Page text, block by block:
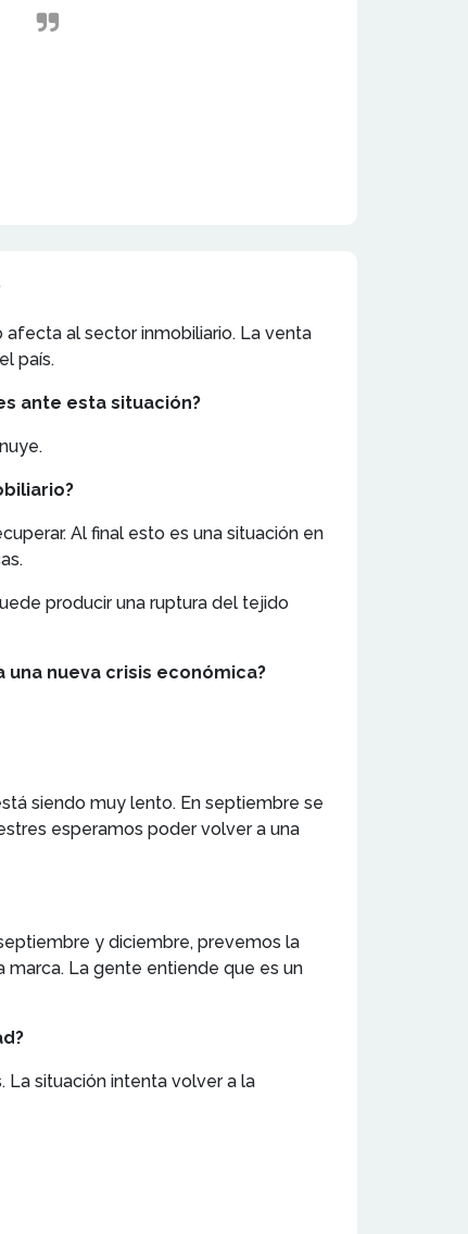
al sector inmobiliario. La venta
país.
ante esta situación?
Al final esto es una situación en
producir una ruptura del tejido
nueva crisis económica?
siendo muy lento. En septiembre se
esperamos poder volver a una
y diciembre, prevemos la
marca. La gente entiende que es un
La situación intenta volver a la